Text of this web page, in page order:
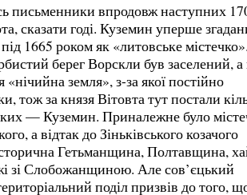
письменники впродовж наступних
сказати годі. Куземин уперше
1665 роком як «литовське
берег Ворскли був заселений, а
земля», з-за якої постійно
тож за князя Вітовта тут постали
— Куземин. Приналежне було
а відтак до Зіньківського козачого
Гетьманщина, Полтавщина,
зі Слобожанщиною. Але сов’єцький
поділ призвів до того,